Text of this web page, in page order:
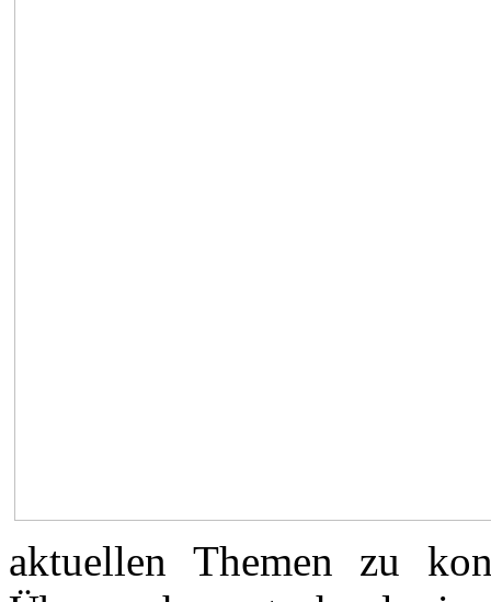
aktuellen Themen zu